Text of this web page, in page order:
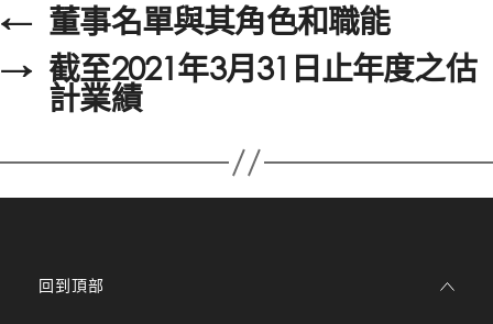
← 董事名單與其角色和職能
→ 截至2021年3月31日止年度之估
計業績
回到頂部